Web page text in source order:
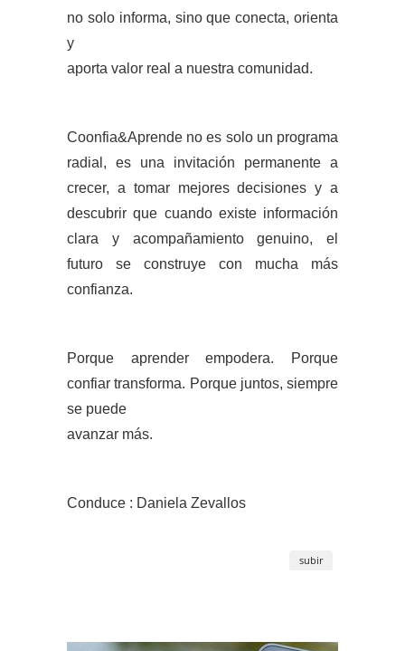
no solo informa, sino que conecta, orienta
y
aporta valor real a nuestra comunidad.
Coonfia&Aprende no es solo un programa
radial, es una invitación permanente a
crecer, a tomar mejores decisiones y a
descubrir que cuando existe información
clara y acompañamiento genuino, el
futuro se construye con mucha más
confianza.
Porque aprender empodera. Porque
confiar transforma. Porque juntos, siempre
se puede
avanzar más.
Conduce : Daniela Zevallos
subir